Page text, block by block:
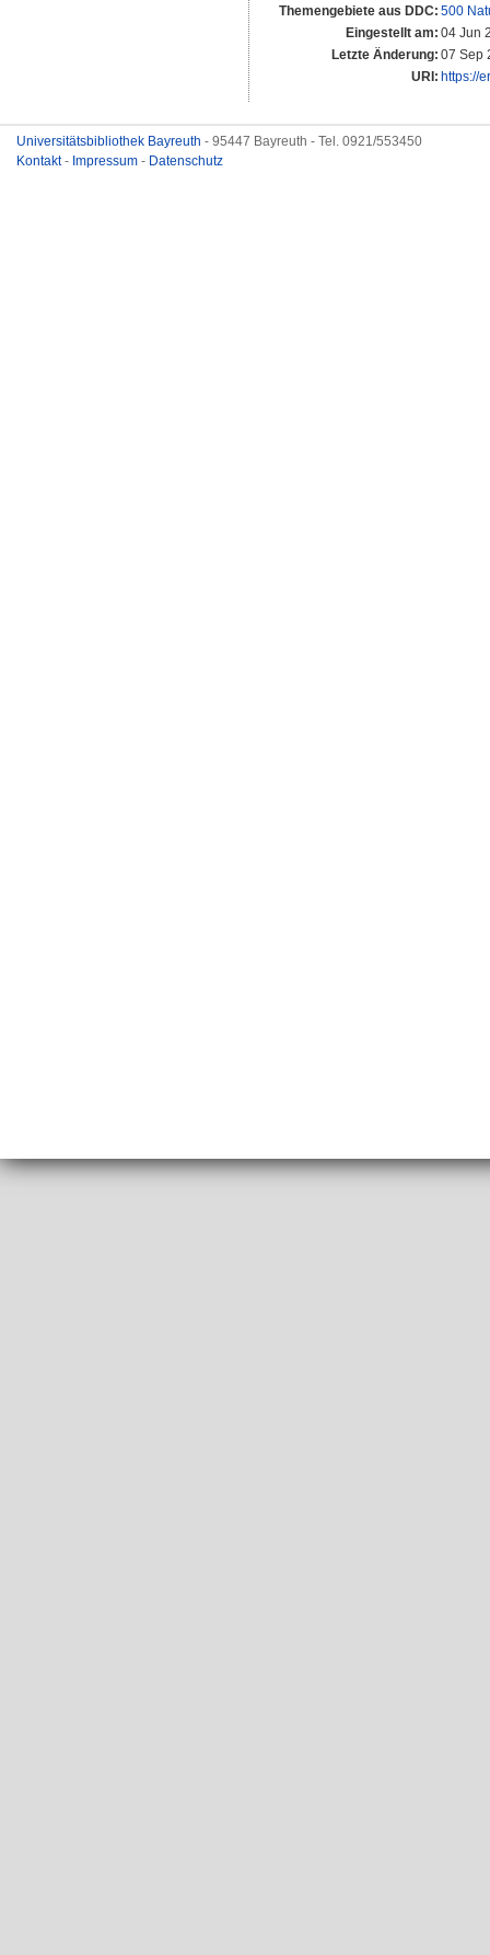
Themengebiete aus DDC: 500
Eingestellt am: 04 Jun
Letzte Änderung: 07 Sep
URI: https://
Universitätsbibliothek Bayreuth - 95447 Bayreuth - Tel. 0921/553450
Kontakt- Impressum - Datenschutz